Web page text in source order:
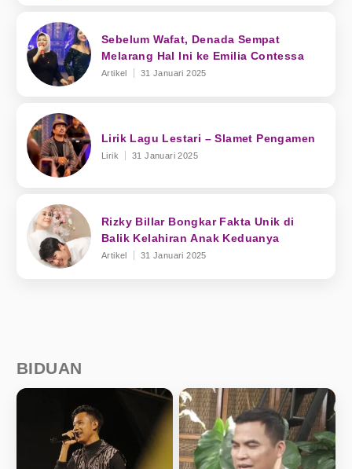
Sebelum Wafat, Denada Sempat
Melarang Hal Ini ke Emilia Contessa
Artikel 31 Januari 2025
Lirik Lagu Lestari – Slamet Pengamen
Lirik 31 Januari 2025
Rizky Billar Bongkar Fakta Unik di
Balik Kelahiran Anak Keduanya
Artikel 31 Januari 2025
BIDUAN